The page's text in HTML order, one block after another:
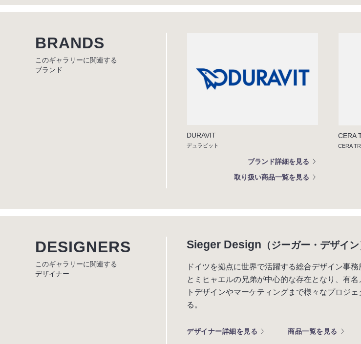
BRANDS
このギャラリーに関連する
ブランド
DURAVIT
デュラビット
ブランド詳細を見る
取り扱い商品一覧を見る
CERA
CERA
DESIGNERS
このギャラリーに関連する
デザイナー
Sieger Design （ジーガー・デザイン
ドイツを拠点に世界で活躍する総合デザイン事
とミヒャエルの兄弟が中心的な存在となり、有名
トデザインやマーケティングまで様々なプロジ
る。
デザイナー詳細を見る 商品一覧を見る